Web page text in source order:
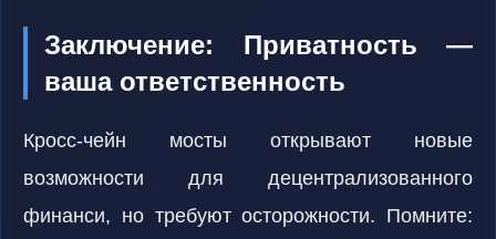
Заключение: Приватность —
ваша ответственность
Кросс-чейн мосты открывают новые
возможности для децентрализованного
финанси, но требуют осторожности. Помните: